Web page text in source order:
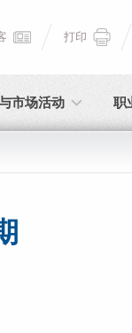
市场活动 职
打印